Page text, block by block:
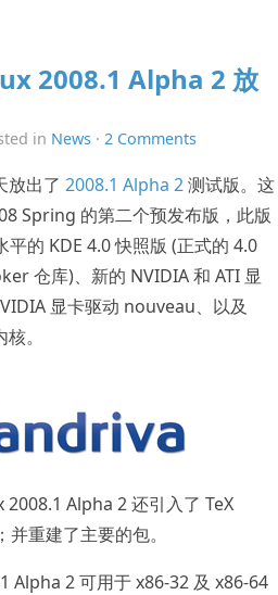
2008.1 Alpha 2 放
in News · 2 Comments
放出了 2008.1 Alpha 2测试版。这
Spring 的第二个预发布版，此版
的 KDE 4.0 快照版 (正式的 4.0
仓库)、新的 NVIDIA 和 ATI 显
显卡驱动 nouveau、以及
。
Alpha 2 还引入了 TeX
重建了主要的包。
Alpha 2 可用于 x86-32 及 x86-64